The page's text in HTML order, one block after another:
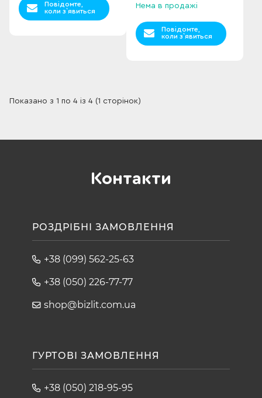
Повідомте,
коли з`явиться
Нема в продажі
Повідомте,
коли з`явиться
Показано з 1 по 4 із 4 (1 сторінок)
Контакти
РОЗДРІБНІ ЗАМОВЛЕННЯ
+38 (099) 562-25-63
+38 (050) 226-77-77
shop@bizlit.com.ua
ГУРТОВІ ЗАМОВЛЕННЯ
+38 (050) 218-95-95